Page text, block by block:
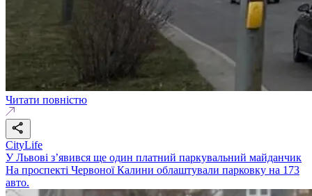
Читати повністю
CityLife
У Львові з’явився ще один платний паркувальний майданчик
На проспекті Червоної Калини облаштували парковку на 173
авто.